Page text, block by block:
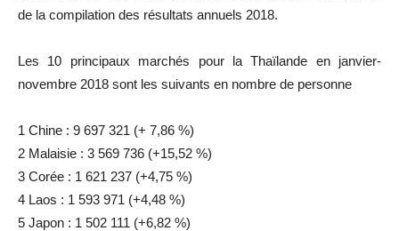
de la compilation des résultats annuels 2018.
Les 10 principaux marchés pour la Thaïlande en janvier-
novembre 2018 sont les suivants en nombre de personne
1 Chine : 9 697 321 (+ 7,86 %)
2 Malaisie : 3 569 736 (+15,52 %)
3 Corée : 1 621 237 (+4,75 %)
4 Laos : 1 593 971 (+4,48 %)
5 Japon : 1 502 111 (+6,82 %)